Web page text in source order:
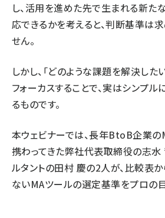
し、活用を進めた先で生まれる新た
応できるかを考えると、判断基準は
せん。
しかし、「どのような課題を解決した
フォーカスすることで、実はシンプル
るものです。
本ウェビナーでは、長年BtoB企業
携わってきた弊社代表取締役の志水
ルタントの田村 慶の2人が、比較表
ないMAツールの選定基準をプロの